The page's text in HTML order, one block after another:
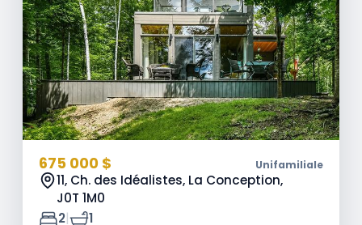
675 000 $ Unifamiliale
11, Ch. des Idéalistes, La Conception,
J0T 1M0
2| 1